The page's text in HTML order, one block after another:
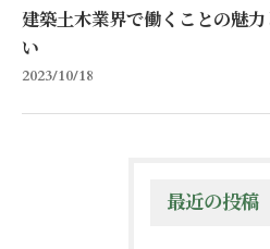
建築土木業界で働くことの魅
い
2023/10/18
最近の投稿